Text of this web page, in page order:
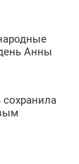
Анны
сохранила